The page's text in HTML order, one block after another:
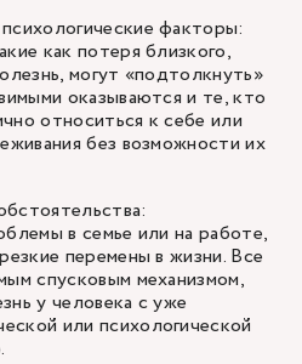
факторы:
как потеря близкого,
могут «подтолкнуть»
оказываются и те, кто
относиться к себе или
без возможности их
в семье или на работе,
перемены в жизни. Все
спусковым механизмом,
у человека с уже
или психологической